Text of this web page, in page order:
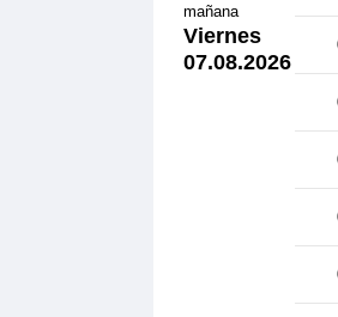
mañana
Viernes
07.08.2026